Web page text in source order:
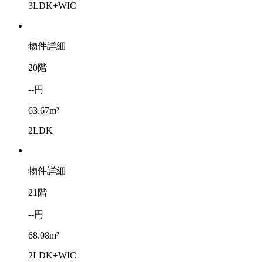
3LDK+WIC
物件詳細
20階
--円
63.67m²
2LDK
物件詳細
21階
--円
68.08m²
2LDK+WIC